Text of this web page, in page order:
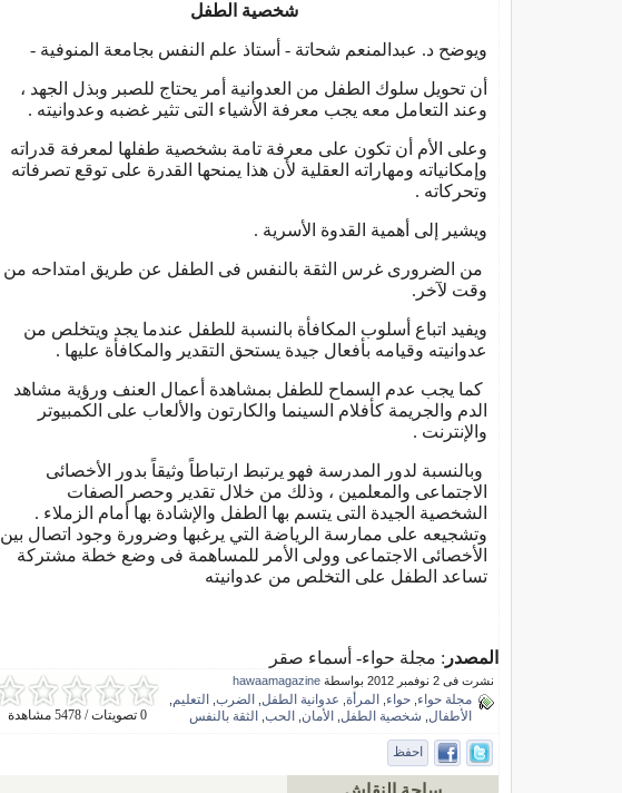
شخصية الطفل
ويوضح د. عبدالمنعم شحاتة - أستاذ علم النفس بجامعة المنوفية -
أن تحويل سلوك الطفل من العدوانية أمر يحتاج للصبر وبذل الجهد ،
وعند التعامل معه يجب معرفة الأشياء التى تثير غضبه وعدوانيته .
وعلى الأم أن تكون على معرفة تامة بشخصية طفلها لمعرفة قدراته
وإمكانياته ومهاراته العقلية لأن هذا يمنحها القدرة على توقع تصرفاته
وتحركاته .
ويشير إلى أهمية القدوة الأسرية .
من الضرورى غرس الثقة بالنفس فى الطفل عن طريق امتداحه من
وقت لآخر.
ويفيد اتباع أسلوب المكافأة بالنسبة للطفل عندما يجد ويتخلص من
عدوانيته وقيامه بأفعال جيدة يستحق التقدير والمكافأة عليها .
كما يجب عدم السماح للطفل بمشاهدة أعمال العنف ورؤية مشاهد
الدم والجريمة كأفلام السينما والكارتون والألعاب على الكمبيوتر
والإنترنت .
وبالنسبة لدور المدرسة فهو يرتبط ارتباطاً وثيقاً بدور الأخصائى
الاجتماعى والمعلمين ، وذلك من خلال تقدير وحصر الصفات
الشخصية الجيدة التى يتسم بها الطفل والإشادة بها أمام الزملاء .
وتشجيعه على ممارسة الرياضة التي يرغبها وضرورة وجود اتصال بين
الأخصائى الاجتماعى وولى الأمر للمساهمة فى وضع خطة مشتركة
تساعد الطفل على التخلص من عدوانيته
المصدر : مجلة حواء- أسماء صقر
0 تصويتات / 5478 مشاهدة
نشرت فى 2 نوفمبر 2012 بواسطة hawaamagazine
مجلة حواء حواء المرأة عدوانية الطفل الضرب التعليم
الأطفال شخصية الطفل الأمان الحب الثقة بالنفس
احفظ